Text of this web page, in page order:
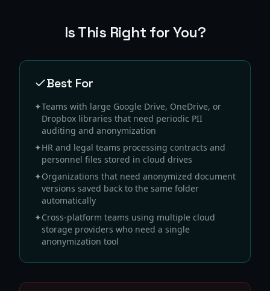
Is This Right for You?
Best For
✦Teams with large Google Drive, OneDrive, or
Dropbox libraries that need periodic PII
auditing and anonymization
✦HR and legal teams processing contracts and
personnel files stored in cloud drives
✦Organizations that need anonymized document
versions saved back to the same folder
automatically
✦Cross-platform teams using multiple cloud
storage providers who need a single
anonymization tool